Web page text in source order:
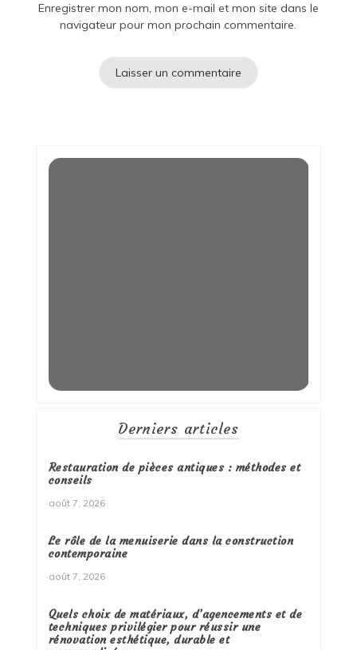
Enregistrer mon nom, mon e-mail et mon site dans le
navigateur pour mon prochain commentaire.
Derniers articles
Restauration de pièces antiques : méthodes et
conseils
août 7, 2026
Le rôle de la menuiserie dans la construction
contemporaine
août 7, 2026
Quels choix de matériaux, d’agencements et de
techniques privilégier pour réussir une
rénovation esthétique, durable et